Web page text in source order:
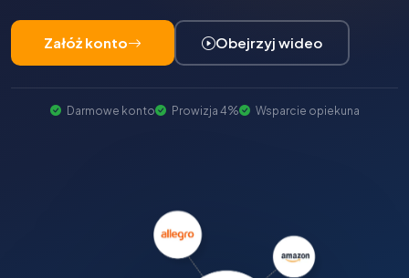
Załóż konto Obejrzyj wideo
Darmowe konto Prowizja 4% Wsparcie opiekuna